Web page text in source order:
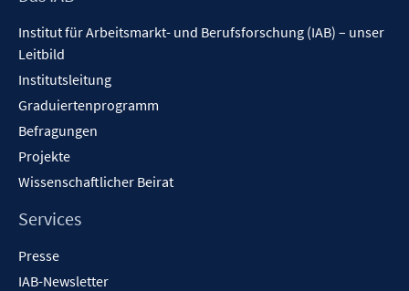
Institut für Arbeitsmarkt- und Berufsforschung (IAB) – unser
Leitbild
Institutsleitung
Graduiertenprogramm
Befragungen
Projekte
Wissenschaftlicher Beirat
Services
Presse
IAB-Newsletter